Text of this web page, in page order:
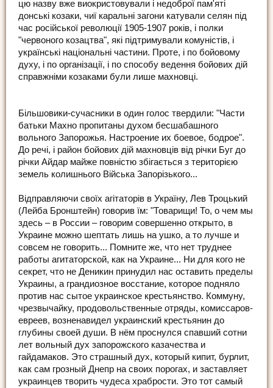
цю назву вже виокристовували і недоброї пам'яті
донські козаки, чиї каральні загони катували селян під
час російської революції 1905-1907 років, і полки
"червоного козацтва", які підтримували комуністів, і
українські національні частини. Проте, і по бойовому
духу, і по організації, і по способу ведення бойових дій
справжніми козаками були лише махновці.
Більшовики-сучасники в один голос твердили: "Части
батьки Махно пропитаны духом бесшабашного
вольного Запорожья. Настроение их боевое, бодрое".
До речі, і район бойових дій махновців від річки Буг до
річки Айдар майже повністю збігається з територією
земель колишнього Війська Запорізького...
Відправляючи своїх агітаторів в Україну, Лев Троцький
(Лейба Бронштейн) говорив їм: "Товарищи! То, о чем мы
здесь – в России – говорим совершенно открыто, в
Украине можно шептать лишь на ушко, а то лучше и
совсем не говорить... Помните же, что нет труднее
работы агитаторской, как на Украине... Ни для кого не
секрет, что не Деникин принудил нас оставить пределы
Украины, а грандиозное восстание, которое подняло
против нас сытое украинское крестьянство. Коммуну,
чрезвычайку, продовольственные отряды, комиссаров-
евреев, возненавидел украинский крестьянин до
глубины своей души. В нём проснулся спавший сотни
лет вольный дух запорожского казачества и
гайдамаков. Это страшный дух, который кипит, бурлит,
как сам грозный Днепр на своих порогах, и заставляет
украинцев творить чудеса храбрости. Это тот самый